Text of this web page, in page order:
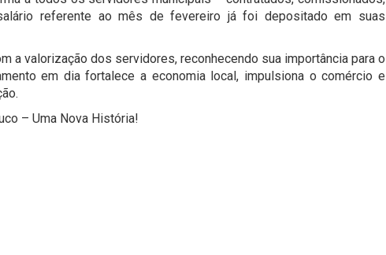
referente ao mês de fevereiro já foi depositado em suas
a valorização dos servidores, reconhecendo sua importância para o
em dia fortalece a economia local, impulsiona o comércio e
– Uma Nova História!